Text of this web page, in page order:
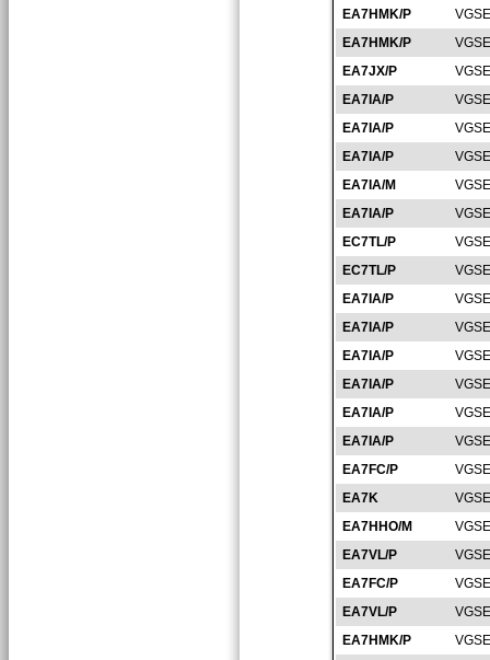
EA7HMK/P
EA7HMK/P
EA7JX/P
EA7IA/P
EA7IA/P
EA7IA/P
EA7IA/M
EA7IA/P
EC7TL/P
EC7TL/P
EA7IA/P
EA7IA/P
EA7IA/P
EA7IA/P
EA7IA/P
EA7IA/P
EA7FC/P
EA7K
EA7HHO/M
EA7VL/P
EA7FC/P
EA7VL/P
EA7HMK/P